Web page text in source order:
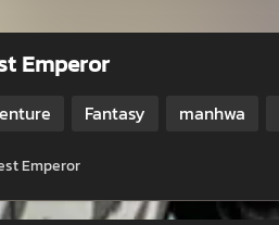
Emperor
Fantasy manhwa
Emperor